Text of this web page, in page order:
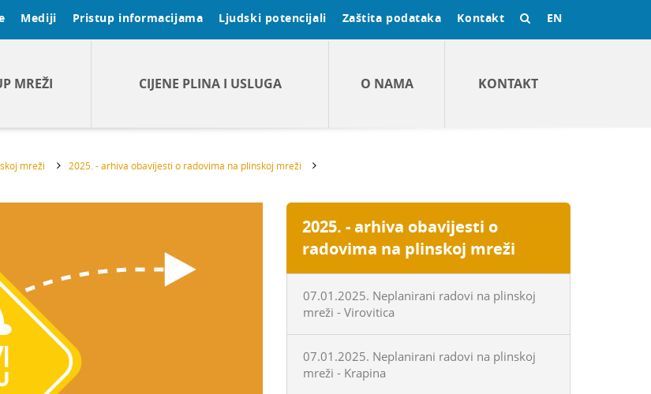
Mediji Pristup informacijama Ljudski potencijali Zaštita podataka Kontakt EN
MREŽI CIJENE PLINA I USLUGA O NAMA KONTAKT
mreži 2025. - arhiva obavijesti o radovima na plinskoj mreži
2025. - arhiva obavijesti o
radovima na plinskoj mreži
07.01.2025. Neplanirani radovi na plinskoj
mreži - Virovitica
07.01.2025. Neplanirani radovi na plinskoj
mreži - Krapina